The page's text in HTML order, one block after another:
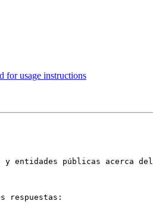
usage instructions
y entidades públicas
respuestas: